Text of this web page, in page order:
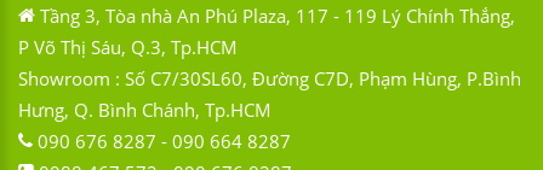
Tầng 3, Tòa nhà An Phú Plaza, 117 - 119 Lý Chính Thắng,
P Võ Thị Sáu, Q.3, Tp.HCM
Showroom : Số C7/30SL60, Đường C7D, Phạm Hùng, P.Bình
Hưng, Q. Bình Chánh, Tp.HCM
090 676 8287 - 090 664 8287